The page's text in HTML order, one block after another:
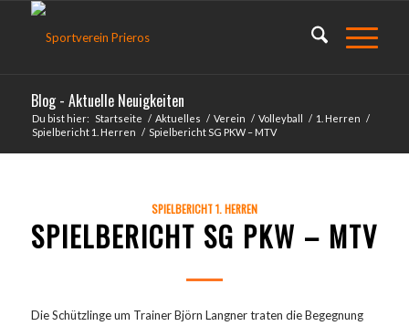
Blog - Aktuelle Neuigkeiten
Du bist hier: Startseite / Aktuelles / Verein / Volleyball / 1. Herren /
Spielbericht 1. Herren / Spielbericht SG PKW – MTV
SPIELBERICHT 1. HERREN
SPIELBERICHT SG PKW – MTV
Die Schützlinge um Trainer Björn Langner traten die Begegnung